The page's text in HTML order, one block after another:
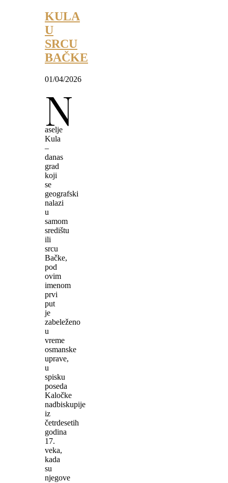
KULA
U
SRCU
BAČKE
01/04/2026
N
aselje
Kula
–
danas
grad
koji
se
geografski
nalazi
u
samom
središtu
ili
srcu
Bačke,
pod
ovim
imenom
prvi
put
je
zabeleženo
u
vreme
osmanske
uprave,
u
spisku
poseda
Kaločke
nadbiskupije
iz
četrdesetih
godina
17.
veka,
kada
su
njegove